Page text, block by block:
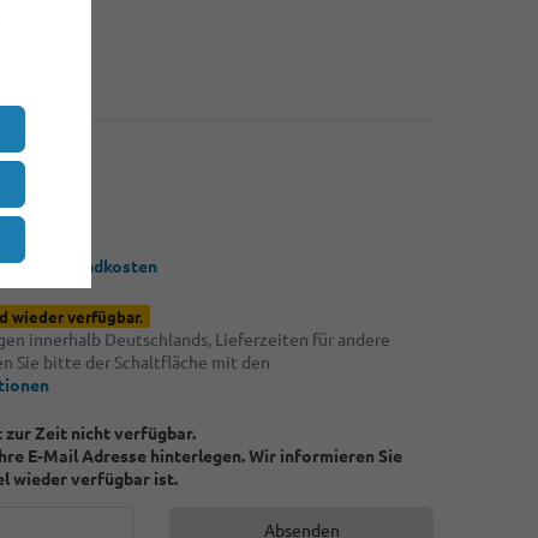
/ Stück
Versandkosten
wieder verfügbar.
innerhalb Deutschlands, Lieferzeiten für andere
Sie bitte der Schaltfläche mit den
Zeit nicht verfügbar.
E-Mail Adresse hinterlegen. Wir informieren Sie
wieder verfügbar ist.
Absenden